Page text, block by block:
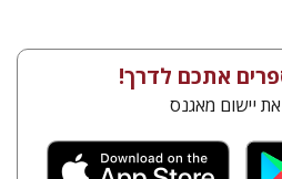
אתכם לדרך!
את יישום מאגנס